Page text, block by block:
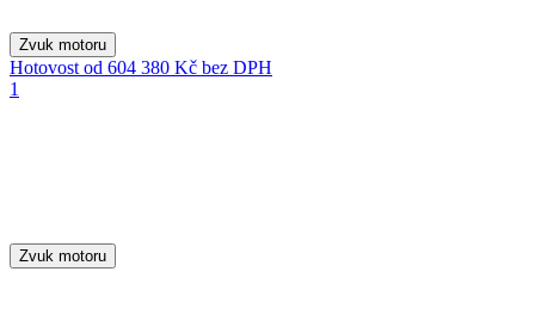
Zvuk motoru
Hotovost od 604 380 Kč bez DPH
1
Zvuk motoru